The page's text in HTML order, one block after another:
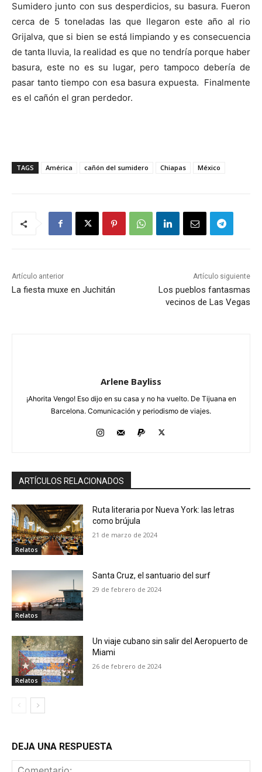
Sumidero junto con sus desperdicios, su basura. Fueron
cerca de 5 toneladas las que llegaron este año al rio
Grijalva, que si bien se está limpiando y es consecuencia
de tanta lluvia, la realidad es que no tendría porque haber
basura, este no es su lugar, pero tampoco debería de
pasar tanto tiempo con esa basura expuesta. Finalmente
es el cañón el gran perdedor.
TAGS América cañón del sumidero Chiapas México
Artículo anterior
La fiesta muxe en Juchitán
Artículo siguiente
Los pueblos fantasmas
vecinos de Las Vegas
Arlene Bayliss
¡Ahorita Vengo! Eso dijo en su casa y no ha vuelto. De Tijuana en
Barcelona. Comunicación y periodismo de viajes.
ARTÍCULOS RELACIONADOS
Relatos
Ruta literaria por Nueva York: las letras
como brújula
21 de marzo de 2024
Relatos
Santa Cruz, el santuario del surf
29 de febrero de 2024
Relatos
Un viaje cubano sin salir del Aeropuerto de
Miami
26 de febrero de 2024
DEJA UNA RESPUESTA